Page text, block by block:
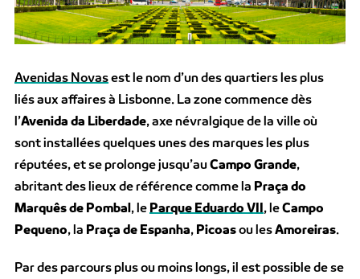
Avenidas Novasest le nom d’un des quartiers les plus
liés aux affaires à Lisbonne. La zone commence dès
l’Avenida da Liberdade, axe névralgique de la ville où
sont installées quelques unes des marques les plus
réputées, et se prolonge jusqu’auCampo Grande,
abritant des lieux de référence comme la Praça do
Marquês de Pombal, le Parque Eduardo VII, leCampo
Pequeno, la Praça de Espanha, Picoasou lesAmoreiras.
Par des parcours plus ou moins longs, il est possible de se